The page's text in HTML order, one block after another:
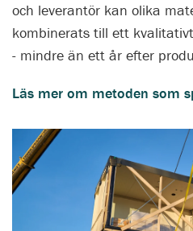
Läs mer om miljövänligt
och leverantör kan olika
kombinerats till ett
- mindre än ett år efter
Läs mer om metoden som